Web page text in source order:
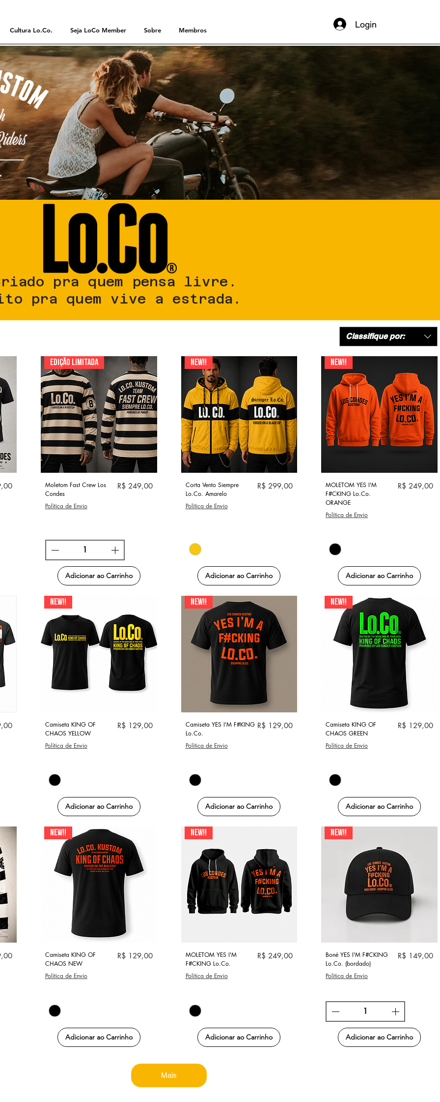
Cultura Lo.Co. Seja LoCo Member Sobre Membros
Login
LOS CONDES KUSTOM
Classifique por:
Visualização rápida
EDIÇÃO LIMITADA
Moletom Fast Crew Los
Condes
Preço
R$ 249,00
Política de Envio
Adicionar ao Carrinho
Visualização rápida
NEW!!
Corta Vento Siempre
Lo.Co. Amarelo
Preço
R$ 299,00
Política de Envio
Adicionar ao Carrinho
Visualização rápida
NEW!!
MOLETOM YES I'M
F#CKING Lo.Co.
ORANGE
Preço
R$ 249,00
Política de Envio
Adicionar ao Carrinho
Visualização rápida
NEW!!
Camiseta KING OF
CHAOS YELLOW
Preço
R$ 129,00
Política de Envio
Adicionar ao Carrinho
Visualização rápida
NEW!!
Camiseta YES I'M F#KING
Lo.Co.
Preço
R$ 129,00
Política de Envio
Adicionar ao Carrinho
Visualização rápida
NEW!!
Camiseta KING OF
CHAOS GREEN
Preço
R$ 129,00
Política de Envio
Adicionar ao Carrinho
Visualização rápida
NEW!!
Camiseta KING OF
CHAOS NEW
Preço
R$ 129,00
Política de Envio
Adicionar ao Carrinho
Visualização rápida
NEW!!
MOLETOM YES I'M
F#CKING Lo.Co.
Preço
R$ 249,00
Política de Envio
Adicionar ao Carrinho
Visualização rápida
NEW!!
Boné YES I'M F#CKING
Lo.Co. (bordado)
Preço
R$ 149,00
Política de Envio
Adicionar ao Carrinho
Mais
pra quem pensa livre.
pra quem vive a estrada.